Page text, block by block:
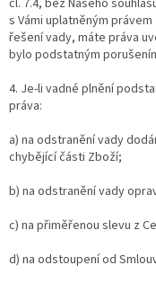
s Vámi uplatněným
řešení vady, máte práva
bylo podstatným
4. Je-li vadné plnění
práva:
a) na odstranění vady
chybějící části Zboží;
b) na odstranění vady
c) na přiměřenou slevu z
d) na odstoupení od